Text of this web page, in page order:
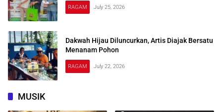
RAGAM July 25, 2026
Dakwah Hijau Diluncurkan, Artis Diajak Bersatu
Menanam Pohon
RAGAM July 22, 2026
MUSIK